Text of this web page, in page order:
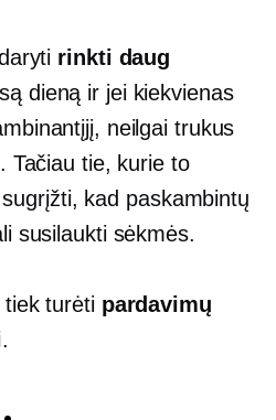
rinkti daug
dieną ir jei kiekvienas
neilgai trukus
Tačiau tie, kurie to
kad paskambintų
susilaukti sėkmės.
tiek turėti pardavimų
.